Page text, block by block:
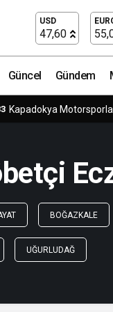
USD
47,60
Güncel Gündem
Kapadokya
BOĞAZKALE
UĞURLUDAĞ